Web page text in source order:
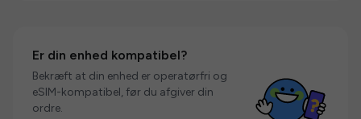
Er din enhed kompatibel?
Bekræft at din enhed er operatørfri og
eSIM-kompatibel, før du afgiver din
ordre.